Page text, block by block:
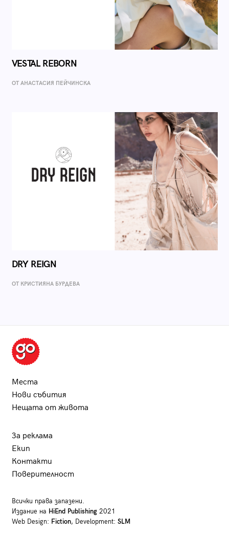
VESTAL REBORN
ОТ AНАСТАСИЯ ПЕЙЧИНСКА
DRY REIGN
ОТ КРИСТИЯНА БУРДЕВА
Места
Нови събития
Нещата от живота
За реклама
Екип
Контакти
Поверителност
Всички права запазени.
Издание на HiEnd Publishing2021
Web Design: Fiction, Development: SLM